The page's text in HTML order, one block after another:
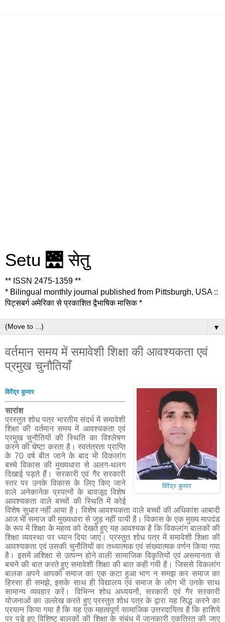
Setu 🌉 सेतु
** ISSN 2475-1359 **
* Bilingual monthly journal published from Pittsburgh, USA ::
पिट्सबर्ग अमेरिका से प्रकाशित द्वैभाषिक मासिक *
▼
वर्तमान समय में समावेशी शिक्षा की आवश्यकता एवं
प्रमुख चुनौतियाँ
विरेंद्र कुमार
विरेंद्र कुमार
सारांश
प्रस्तुत शोध पत्र भारतीय संदर्भ में समावेशी
शिक्षा की वर्तमान समय में आवश्यकता एवं
प्रमुख चुनौतियों की स्थिति का विश्लेषण
करने की चेष्टा करता है। स्वतंत्रता प्राप्ति
के70वर्ष बीत जाने के बाद भी विकलांग
बच्चे विकास की मुख्यधारा से अलग-थलग
दिखाई पड़ते हैं। सरकारी एवं गैर सरकारी
स्तर पर उनके विकास के लिए किए जाने
वाले अनेकानेक प्रयत्नों के बावजूद विशेष
आवश्यकता वाले बच्चों की स्थिति में कोई
विशेष सुधार नहीं आया है। विशेष आवश्यकता वाले बच्चों की अधिकांश आबादी
आज भी समाज की मुख्यधारा से जुड़ नहीं पायी है। विकास के एक मुख्य मापदंड
के रूप में शिक्षा के महत्व को देखते हुए यह आवश्यक है कि विकलांग बालकों की
शिक्षा व्यवस्था पर ध्यान दिया जाए। प्रस्तुत शोध पत्र में समावेशी शिक्षा की
आवश्यकता एवं उसकी चुनौतियों का तथ्यात्मक एवं संख्यात्मक वर्णन किया गया
है। इसमें अशिक्षा से उत्पन्न होने वाली सामाजिक विकृतियों एवं असमानता से
बचने की बात करते हुए समावेशी शिक्षा की बात कही गयी है। जिससे विकलांग
बालक अपने आपको समाज का एक कटा हुआ भाग न समझ कर समाज का
हिस्सा ही समझे,इसके साथ ही विद्यालय एवं समाज के लोग भी उनके साथ
सामान्य व्यवहार करें। विभिन्न शोध अध्ययनों, सरकारी एवं गैर सरकारी
योजनाओं का उल्लेख करते हुए प्रस्तुत शोध पत्र के द्वारा यह सिद्ध करने का
प्रयत्न किया गया है कि यह एक महत्वपूर्ण सामाजिक उत्तरदायित्व है कि हाशिये
पर पड़े हुए विशिष्ट बालकों की शिक्षा के संबंध में जानकारी एकत्रित की जाए